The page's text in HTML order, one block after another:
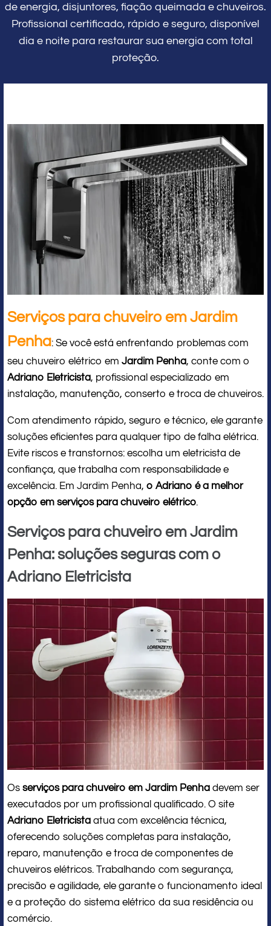
de energia, disjuntores, fiação queimada e chuveiros.
Profissional certificado, rápido e seguro, disponível
dia e noite para restaurar sua energia com total
proteção.
Serviços para chuveiro em Jardim
Penha: Se você está enfrentando problemas com
seu chuveiro elétrico em Jardim Penha, conte com o
Adriano Eletricista, profissional especializado em
instalação, manutenção, conserto e troca de chuveiros.
Com atendimento rápido, seguro e técnico, ele garante
soluções eficientes para qualquer tipo de falha elétrica.
Evite riscos e transtornos: escolha um eletricista de
confiança, que trabalha com responsabilidade e
excelência. Em Jardim Penha, o Adriano é a melhor
opção em serviços para chuveiro elétrico.
Serviços para chuveiro em Jardim
Penha: soluções seguras com o
Adriano Eletricista
Os serviços para chuveiro em Jardim Penha devem ser
executados por um profissional qualificado. O site
Adriano Eletricista atua com excelência técnica,
oferecendo soluções completas para instalação,
reparo, manutenção e troca de componentes de
chuveiros elétricos. Trabalhando com segurança,
precisão e agilidade, ele garante o funcionamento ideal
e a proteção do sistema elétrico da sua residência ou
comércio.